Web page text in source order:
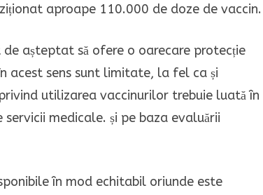
aproape 110.000 de doze de vaccin.
așteptat să ofere o oarecare protecție
acest sens sunt limitate, la fel ca și
privind utilizarea vaccinurilor trebuie luată în
medicale. și pe baza evaluării
în mod echitabil oriunde este